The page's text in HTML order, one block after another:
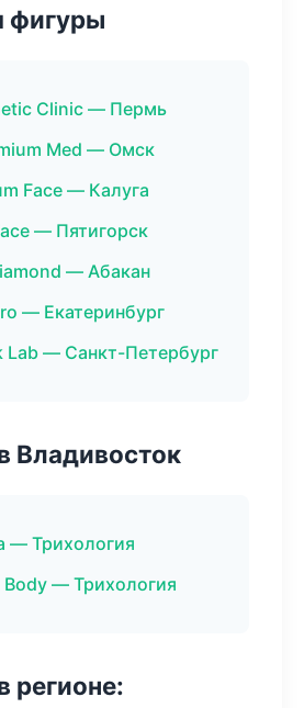
фигуры
Clinic — Пермь
Med — Омск
Face — Калуга
— Пятигорск
— Абакан
— Екатеринбург
Lab — Санкт-Петербург
Владивосток
— Трихология
— Трихология
регионе: